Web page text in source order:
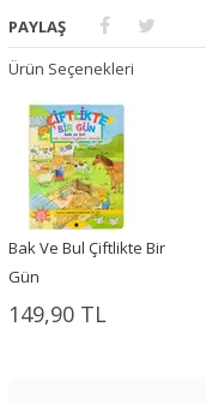
PAYLAŞ
Ürün Seçenekleri
Bak Ve Bul Çiftlikte Bir
Gün
149,90 TL